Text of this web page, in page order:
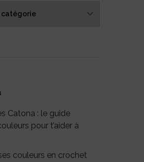
Catona : le guide
pour t’aider à
couleurs en crochet